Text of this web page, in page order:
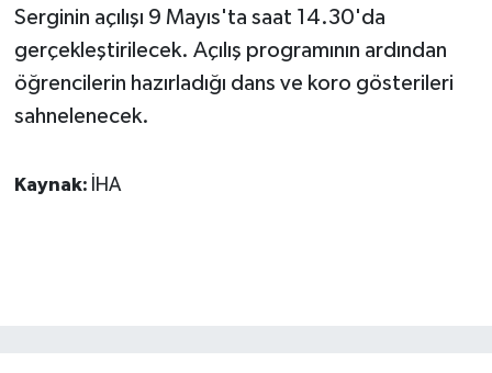
Serginin açılışı 9 Mayıs'ta saat 14.30'da
gerçekleştirilecek. Açılış programının ardından
öğrencilerin hazırladığı dans ve koro gösterileri
sahnelenecek.
Kaynak: İHA